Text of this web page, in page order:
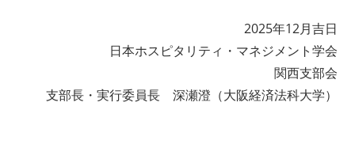
2025年12月吉日
日本ホスピタリティ・マネジメント学会
関西支部会
支部長・実行委員長 深瀬澄（大阪経済法科大学）